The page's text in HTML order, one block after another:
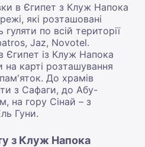
в Єгипет з Клуж Напока
які розташовані
по всій території
Jaz, Novotel.
із Клуж Напока
карті розташування
До храмів
з Сафаги, до Абу-
на гору Сінай – з
Гуни.
з Клуж Напока